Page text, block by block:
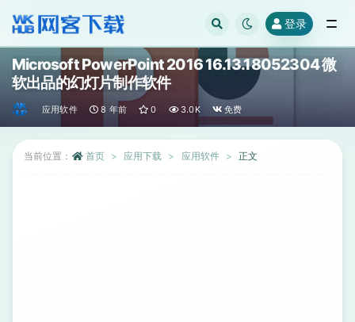
登录
Microsoft PowerPoint 2016 16.13.18052304 微
软出品的幻灯片制作软件
应用软件 8 年前 0 3.0K 免费
当前位置： 首页 应用下载 应用软件 正文
全部